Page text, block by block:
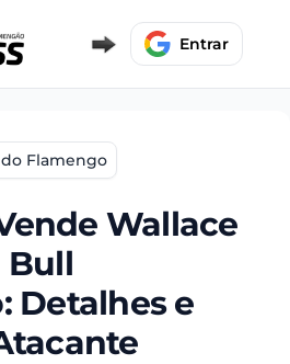
Entrar
Flamengo
Wallace
Bull
Detalhes e